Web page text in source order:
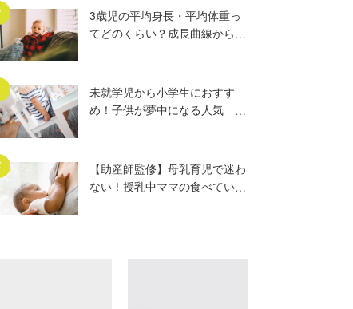
写真で大公開。
3歳児の平均身長・平均体重っ
てどのくらい？成長曲線からは
未就学児から小学生におすす
め！子供が夢中になる人気
【助産師監修】母乳育児で迷わ
ない！授乳中ママの食べていい